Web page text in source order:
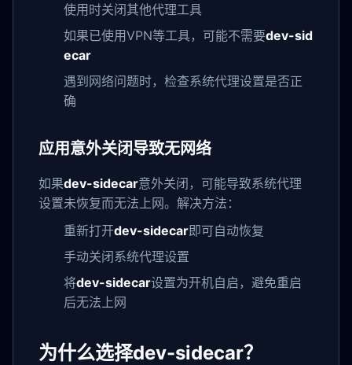
使用时关闭其他代理工具
如果已使用VPN等工具，可能不需要dev-sid
ecar
遇到网络问题时，检查系统代理设置是否正
确
应用意外关闭导致无网络
如果dev-sidecar意外关闭，可能导致系统代理
设置未恢复而无法上网。解决方法：
重新打开dev-sidecar即可自动恢复
手动关闭系统代理设置
将dev-sidecar设置为开机自启，避免重启
后无法上网
为什么选择dev-sidecar？